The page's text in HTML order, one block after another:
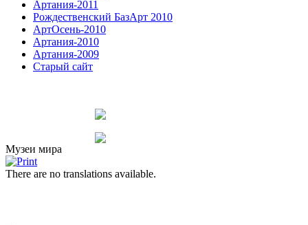
Артания-2011
Рождественский БазАрт 2010
АртОсень-2010
Артания-2010
Артания-2009
Старый сайт
Музеи мира
There are no translations available.